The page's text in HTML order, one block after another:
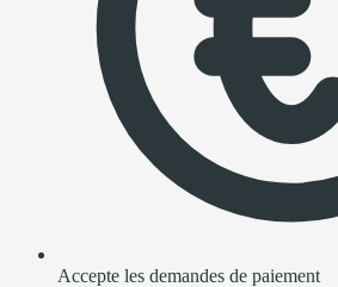
Accepte les demandes de paiement